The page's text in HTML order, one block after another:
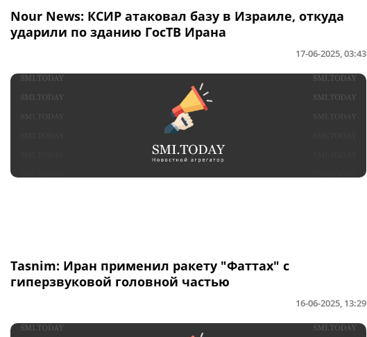
Nour News: КСИР атаковал базу в Израиле, откуда
ударили по зданию ГосТВ Ирана
17-06-2025, 03:43
Tasnim: Иран применил ракету "Фаттах" с
гиперзвуковой головной частью
16-06-2025, 13:29